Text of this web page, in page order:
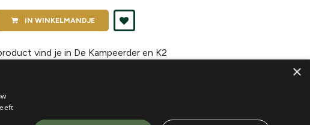
IN WINKELMANDJE
vind je in De Kampeerder en K2
×